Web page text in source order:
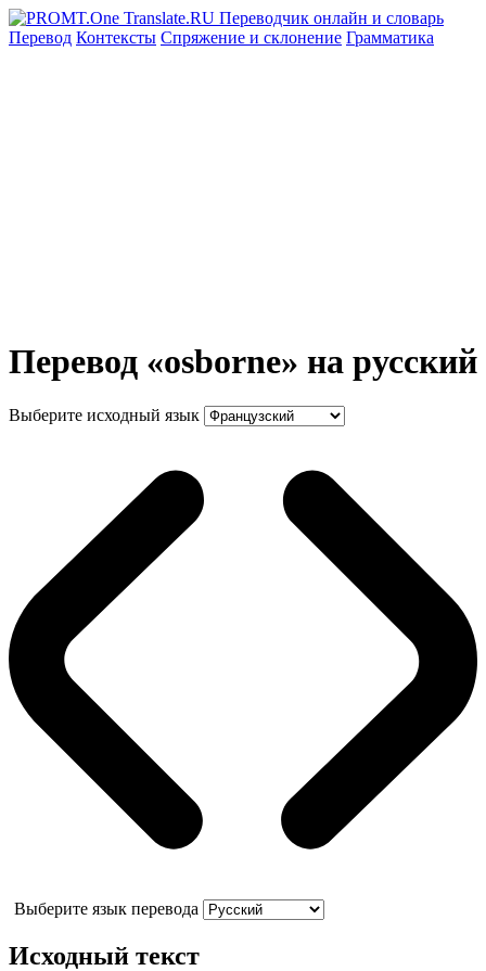
Перевод Контексты Спряжение и склонение Грамматика
Перевод «osborne» на русский
Выберите исходный язык
Выберите язык перевода
Исходный текст